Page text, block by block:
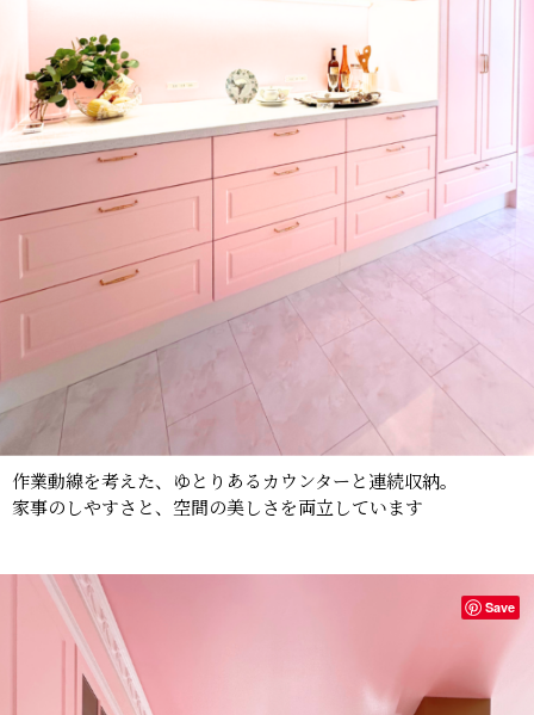
作業動線を考えた、ゆとりあるカウンターと連続収納。
家事のしやすさと、空間の美しさを両立しています
Save